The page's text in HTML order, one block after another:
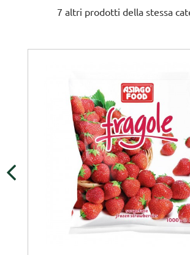
7 altri prodotti della stessa